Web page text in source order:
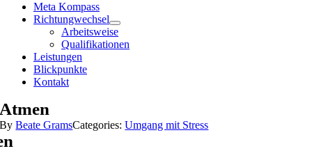
Meta Kompass
Richtungwechsel
Arbeitsweise
Qualifikationen
Leistungen
Blickpunkte
Kontakt
Atmen
ByBeate GramsCategories:Umgang mit Stress